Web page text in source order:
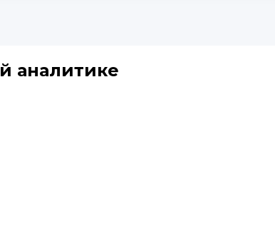
аналитике